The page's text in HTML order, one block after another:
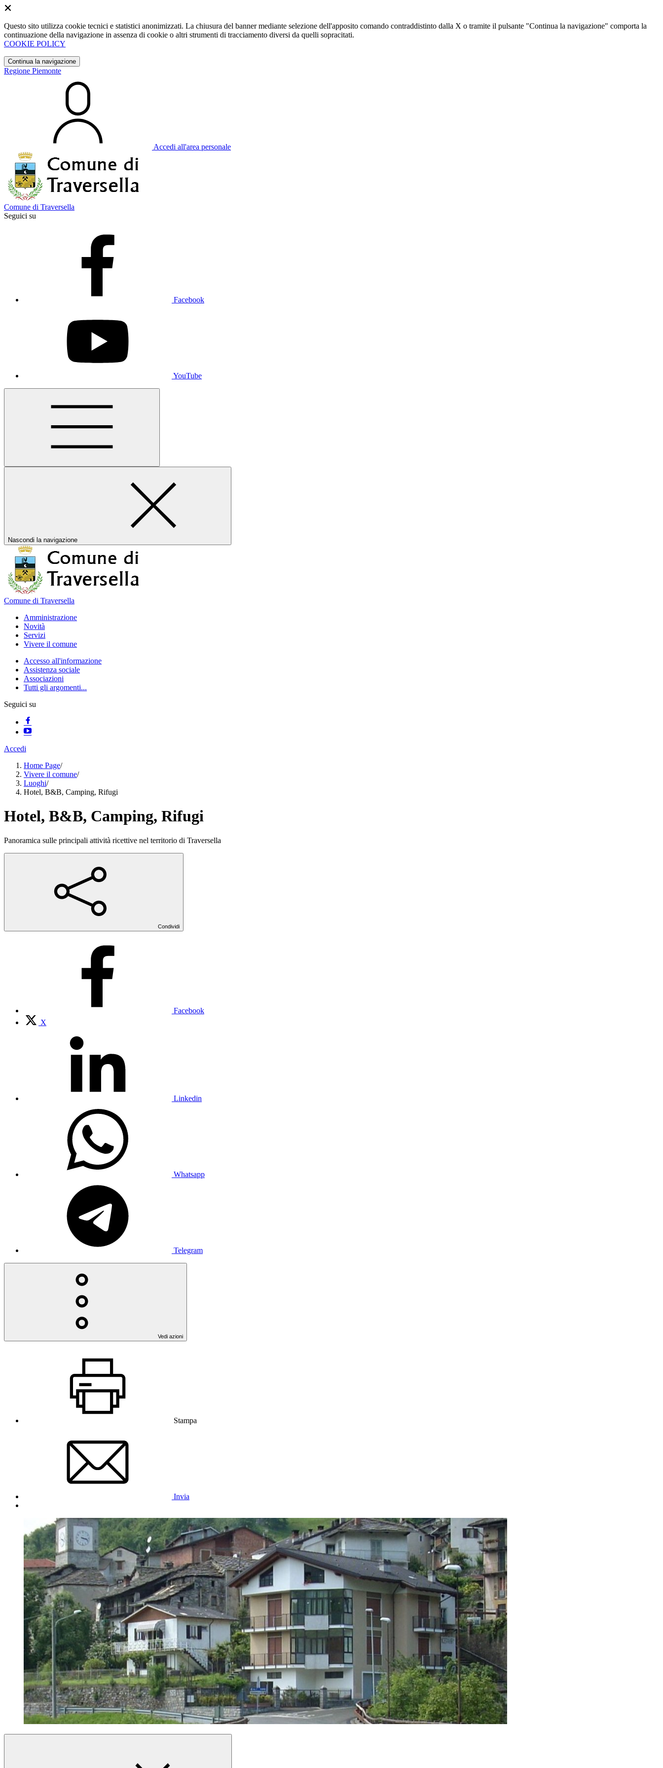
Questo sito utilizza cookie tecnici e statistici anonimizzati. La chiusura del banner mediante selezione dell'apposito comando contraddistinto dalla X o tramite il pulsante "Continua la navigazione" comporta la
continuazione della navigazione in assenza di cookie o altri strumenti di tracciamento diversi da quelli sopracitati.
COOKIE POLICY
Continua la navigazione
Regione Piemonte
Accedi all'area personale
Comune di Traversella
Seguici su
Facebook
YouTube
Nascondi la navigazione
Comune di Traversella
Amministrazione
Novità
Servizi
Vivere il comune
Accesso all'informazione
Assistenza sociale
Associazioni
Tutti gli argomenti...
Seguici su
Accedi
Home Page/
Vivere il comune/
Luoghi/
Hotel, B&B, Camping, Rifugi
Hotel, B&B, Camping, Rifugi
Panoramica sulle principali attività ricettive nel territorio di Traversella
Condividi
Facebook
X
Linkedin
Whatsapp
Telegram
Vedi azioni
Stampa
Invia